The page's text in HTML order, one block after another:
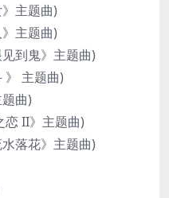
主题曲)
主题曲)
到鬼》主题曲)
》 主题曲)
曲)
恋 II》主题曲)
落花》主题曲)